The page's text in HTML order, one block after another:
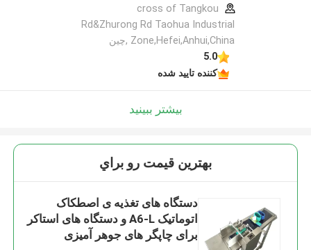
cross of Tangkou
Rd&Zhurong Rd Taohua Industrial
Zone,Hefei,Anhui,China ,چین
5.0
کننده تایید شده
بیشتر ببینید
بهترين قيمت رو براي
دستگاه های تغذیه ی اصطکاک
اتوماتیک A6-L و دستگاه های استاکر
برای چاپگر های جوهر آمیزی